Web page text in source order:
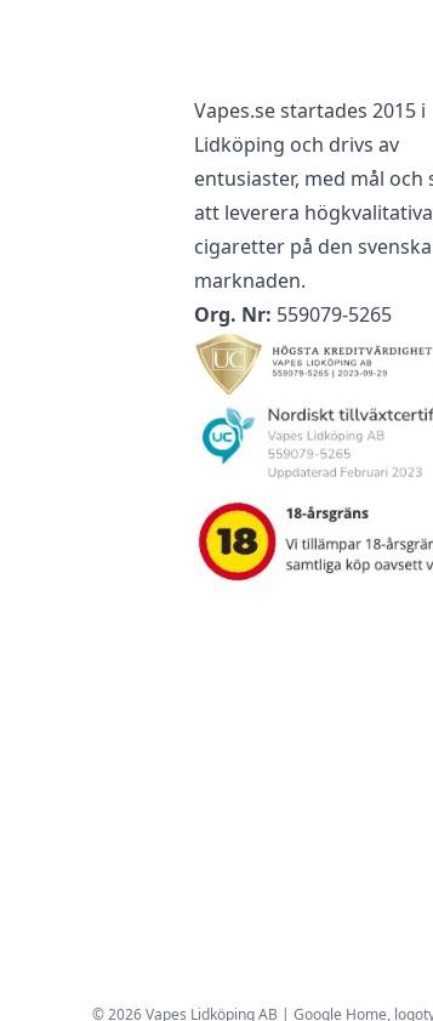
Vapes.se startades 2015 i
Lidköping och drivs av
entusiaster, med mål och
att leverera
cigaretter på den svenska
marknaden.
Org. Nr: 559079-5265
© 2026 Vapes Lidköping AB | Google Home,